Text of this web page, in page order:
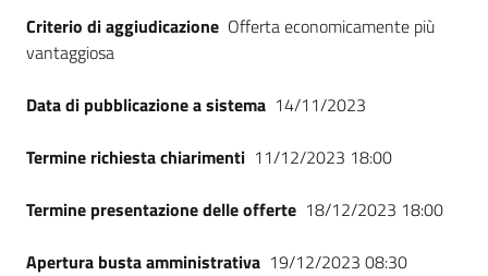
Criterio di aggiudicazione Offerta economicamente più
vantaggiosa
Data di pubblicazione a sistema 14/11/2023
Termine richiesta chiarimenti 11/12/2023 18:00
Termine presentazione delle offerte 18/12/2023 18:00
Apertura busta amministrativa 19/12/2023 08:30